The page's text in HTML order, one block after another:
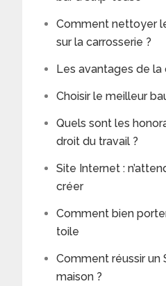
Comment nettoyer
sur la carrosserie ?
Les avantages de la
Choisir le meilleur
Quels sont les
droit du travail ?
Site Internet :
créer
Comment bien
toile
Comment réussir un
maison ?